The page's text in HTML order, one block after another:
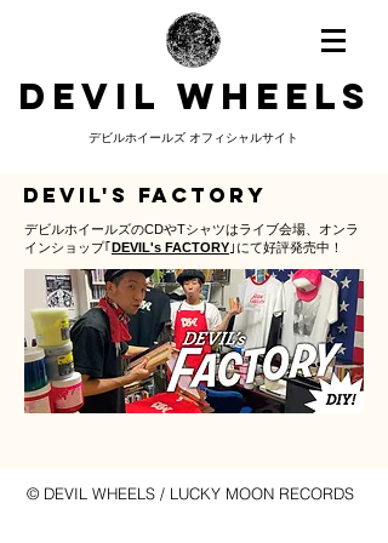
DEVIL WHEELS
デビルホイールズ オフィシャルサイト
Devil's Factory
デビルホイールズのCDやTシャツはライブ会場、オンラ
インショップ｢DEVIL's FACTORY ｣にて好評発売中！
© DEVIL WHEELS / LUCKY MOON RECORDS